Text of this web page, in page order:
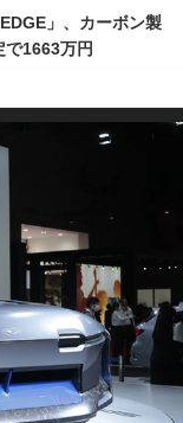
」、カーボン製
1663万円